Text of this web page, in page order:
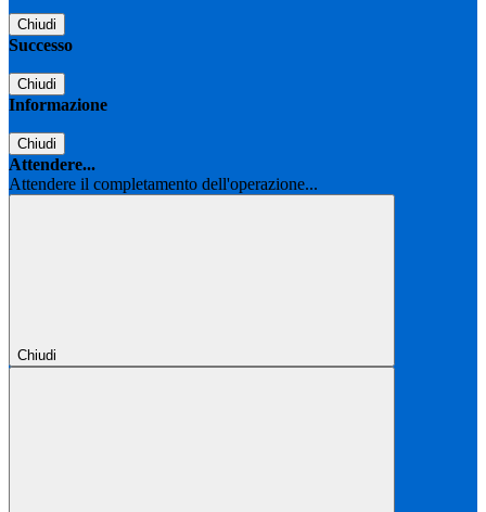
Chiudi
Successo
Chiudi
Informazione
Chiudi
Attendere...
Attendere il completamento dell'operazione...
Chiudi